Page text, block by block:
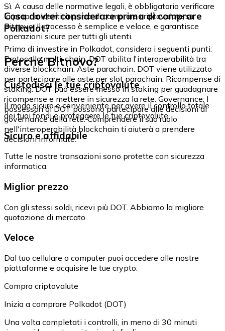
Sì. A causa delle normative legali, è obbligatorio verificare
la propria identità prima di comprare criptovalute su
Bitnovo. Il processo è semplice e veloce, e garantisce
operazioni sicure per tutti gli utenti.
Cosa dovrei considerare prima di comprare
Polkadot?
Prima di investire in Polkadot, considera i seguenti punti:
Protocollo multi-chain: DOT abilita l'interoperabilità tra
diverse blockchain. Aste parachain: DOT viene utilizzato
per partecipare alle aste per slot parachain. Ricompense di
staking: DOT può essere messo in staking per guadagnare
ricompense e mettere in sicurezza la rete. Governance: I
possessori di DOT possono partecipare alle decisioni di
governance della rete. Comprendere il suo ruolo
nell'interoperabilità blockchain ti aiuterà a prendere
decisioni informate.
Perché Bitnovo?
Custodisci le tue criptovalute
Il modo sicuro e conveniente per avere il controllo totale
dei tuoi fondi e proteggere le tue criptovalute.
Sicuro e affidabile
Tutte le nostre transazioni sono protette con sicurezza
informatica.
Miglior prezzo
Con gli stessi soldi, ricevi più DOT. Abbiamo la migliore
quotazione di mercato.
Veloce
Dal tuo cellulare o computer puoi accedere alle nostre
piattaforme e acquisire le tue crypto.
Compra criptovalute
Inizia a comprare Polkadot (DOT)
Una volta completati i controlli, in meno di 30 minuti